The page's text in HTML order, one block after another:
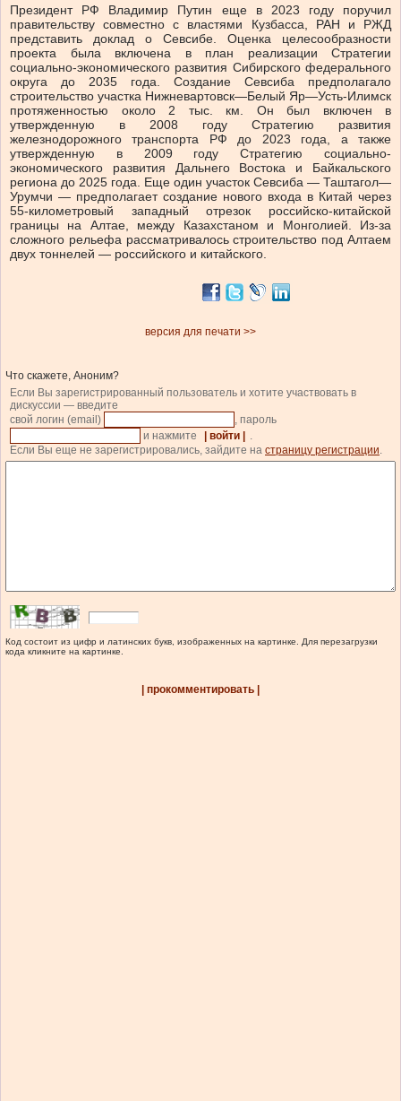
Президент РФ Владимир Путин еще в 2023 году поручил
правительству совместно с властями Кузбасса, РАН и РЖД
представить доклад о Севсибе. Оценка целесообразности
проекта была включена в план реализации Стратегии
социально-экономического развития Сибирского федерального
округа до 2035 года. Создание Севсиба предполагало
строительство участка Нижневартовск—Белый Яр—Усть-Илимск
протяженностью около 2 тыс. км. Он был включен в
утвержденную в 2008 году Стратегию развития
железнодорожного транспорта РФ до 2023 года, а также
утвержденную в 2009 году Стратегию социально-
экономического развития Дальнего Востока и Байкальского
региона до 2025 года. Еще один участок Севсиба — Таштагол—
Урумчи — предполагает создание нового входа в Китай через
55-километровый западный отрезок российско-китайской
границы на Алтае, между Казахстаном и Монголией. Из-за
сложного рельефа рассматривалось строительство под Алтаем
двух тоннелей — российского и китайского.
версия для печати >>
Что скажете, Аноним?
Если Вы зарегистрированный пользователь и хотите участвовать в
дискуссии — введите
свой логин (email)
, пароль
и нажмите
| войти |
.
Если Вы еще не зарегистрировались, зайдите на страницу регистрации.
Код состоит из цифр и латинских букв, изображенных на картинке. Для перезагрузки
кода кликните на картинке.
| прокомментировать |